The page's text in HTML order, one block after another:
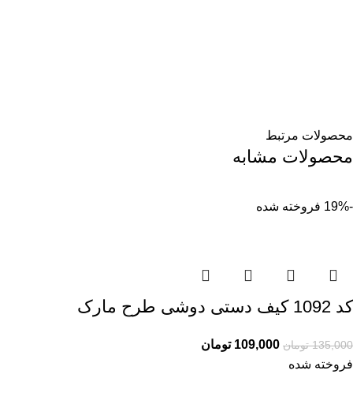
محصولات مرتبط
محصولات مشابه
-19% فروخته شده
کد 1092 کیف دستی دوشی طرح مارک
135,000 تومان 109,000 تومان
فروخته شده